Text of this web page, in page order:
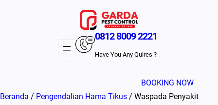
0812 8009 2221
Have You Any Quires ?
BOOKING NOW
Beranda / Pengendalian Hama Tikus / Waspada Penyakit